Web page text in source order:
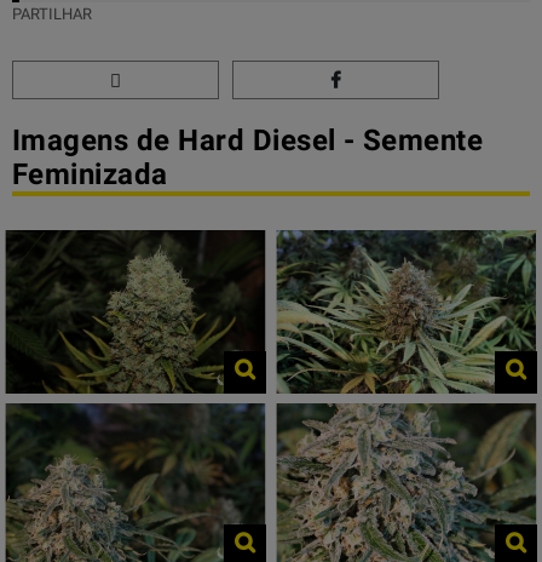
PARTILHAR
Imagens de Hard Diesel - Semente
Feminizada